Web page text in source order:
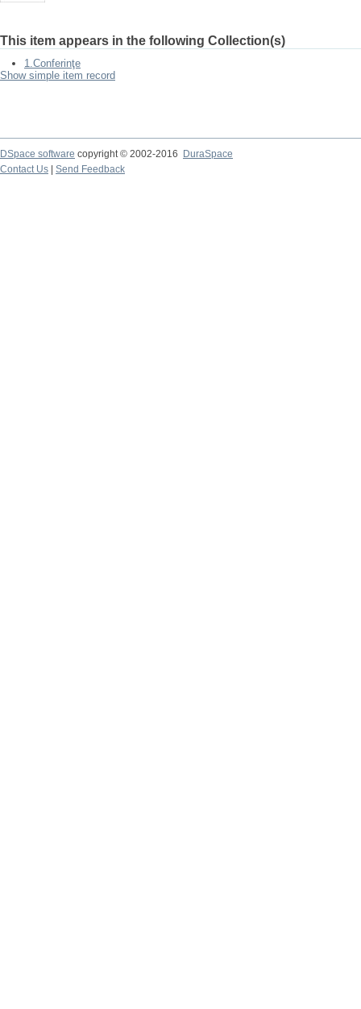
This item appears in the following Collection(s)
1.Conferinţe
Show simple item record
DSpace software copyright © 2002-2016
DuraSpace
Contact Us
Send Feedback